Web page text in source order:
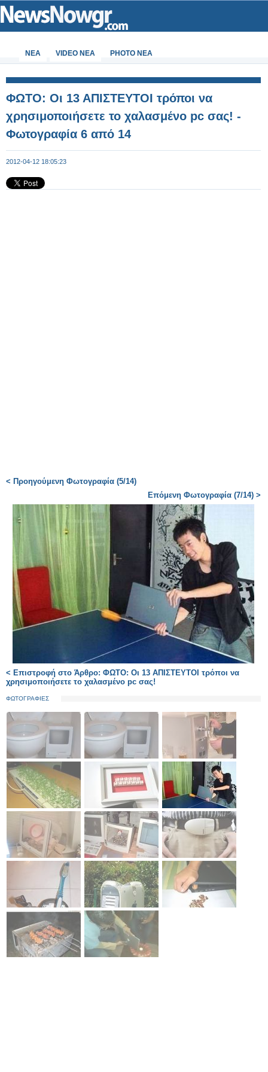
ΝΕΑ VIDEO NEA PHOTO NEA
ΦΩΤΟ: Οι 13 ΑΠΙΣΤΕΥΤΟΙ τρόποι να
χρησιμοποιήσετε το χαλασμένο pc σας! -
Φωτογραφία 6 από 14
2012-04-12 18:05:23
< Προηγούμενη Φωτογραφία (5/14)
Επόμενη Φωτογραφία (7/14) >
< Επιστροφή στο Άρθρο: ΦΩΤΟ: Οι 13 ΑΠΙΣΤΕΥΤΟΙ τρόποι να
χρησιμοποιήσετε το χαλασμένο pc σας!
ΦΩΤΟΓΡΑΦΙΕΣ